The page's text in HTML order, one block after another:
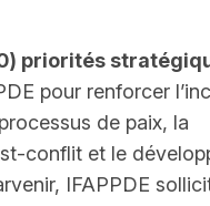
priorités
pour renforcer
de paix, la
conflit et le
IFAPPDE